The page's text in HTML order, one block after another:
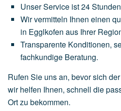
UnserService ist24
Wirvermitteln Ihnen einen
in Egglkofen aus Ihrer
Transparente Konditionen,
fachkundige Beratung.
Rufen Sie uns an, bevor sich
wir helfen Ihnen, schnell die
Ort zu bekommen.